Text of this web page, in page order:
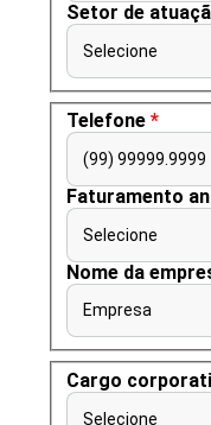
Setor de
Selecione
Telefone *
(99) 99999.9999
Faturamento
Selecione
Nome da
Empresa
Cargo
Selecione